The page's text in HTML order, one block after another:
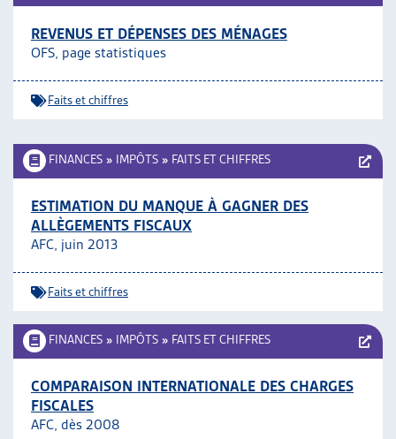
REVENUS ET DÉPENSES DES MÉNAGES
OFS, page statistiques
Faits et chiffres
FINANCES » IMPÔTS » FAITS ET CHIFFRES
ESTIMATION DU MANQUE À GAGNER DES
ALLÈGEMENTS FISCAUX
AFC, juin 2013
Faits et chiffres
FINANCES » IMPÔTS » FAITS ET CHIFFRES
COMPARAISON INTERNATIONALE DES CHARGES
FISCALES
AFC, dès 2008